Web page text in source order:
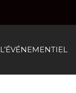
L’ÉVÉNEMENTIEL